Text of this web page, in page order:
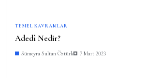
TEMEL KAVRAMLAR
Adedî Nedir?
Sümeyra Sultan Öztürk 7 Mart 2023